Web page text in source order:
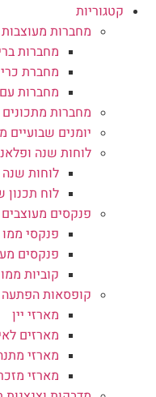
קטגוריות
מחברות מעוצבות
מחברות
מחברת
מחברות
מחברות מתכונים
יומנים שבועיים
לוחות שנה
לוחות שנה
לוח תכנון
פנקסים מעוצבים
פנקסי ממו
פנקסים
קוביות
קופסאות הפתעה
מארזי יין
מארזים
מארזי
מארזי